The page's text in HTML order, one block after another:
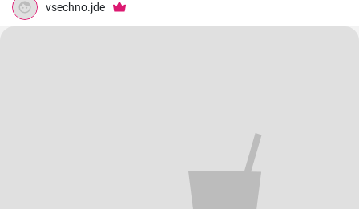
vsechno.jde